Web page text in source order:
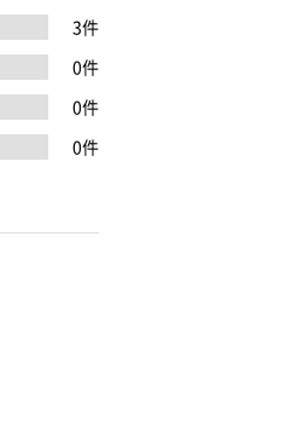
3件
0件
0件
0件